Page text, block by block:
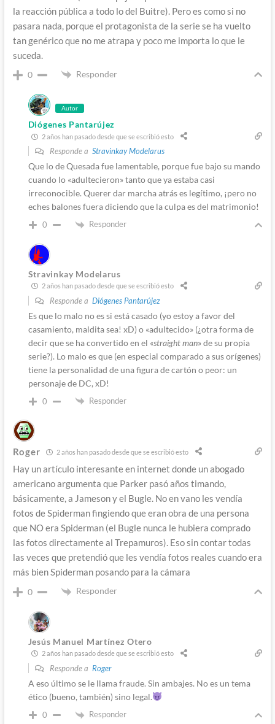
la reacción pública a todo lo del Buitre). Pero es como si no
pasara nada, porque el protagonista de la serie se ha vuelto
tan genérico que no me atrapa y poco me importa lo que le
suceda.
0 Responder
Autor
Diógenes Pantarújez
2 años han pasado desde que se escribió esto
Responde a Stravinkay Modelarus
Que lo de Quesada fue lamentable, porque fue bajo su mando
cuando lo «adultecieron» tanto que ya estaba casi
irreconocible. Querer dar marcha atrás es legítimo, ¡pero no
eches balones fuera diciendo que la culpa es del matrimonio!
0 Responder
Stravinkay Modelarus
2 años han pasado desde que se escribió esto
Responde a Diógenes Pantarújez
Es que lo malo no es si está casado (yo estoy a favor del
casamiento, maldita sea! xD) o «adultecido» (¿otra forma de
decir que se ha convertido en el «straight man» de su propia
serie?). Lo malo es que (en especial comparado a sus orígenes)
tiene la personalidad de una figura de cartón o peor: un
personaje de DC, xD!
0 Responder
Roger 2 años han pasado desde que se escribió esto
Hay un artículo interesante en internet donde un abogado
americano argumenta que Parker pasó años timando,
básicamente, a Jameson y el Bugle. No en vano les vendía
fotos de Spiderman fingiendo que eran obra de una persona
que NO era Spiderman (el Bugle nunca le hubiera comprado
las fotos directamente al Trepamuros). Eso sin contar todas
las veces que pretendió que les vendía fotos reales cuando era
más bien Spiderman posando para la cámara
0 Responder
Jesús Manuel Martínez Otero
2 años han pasado desde que se escribió esto
Responde a Roger
A eso último se le llama fraude. Sin ambajes. No es un tema
ético (bueno, también) sino legal.
0 Responder